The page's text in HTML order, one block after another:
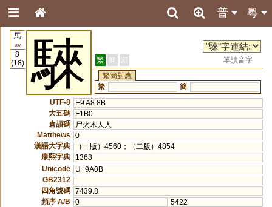
粵
普
馬
187
8
(18)
騋 繁 簡 港
單讀音字
繁簡對應
繁
簡
UTF-8
E9 A8 8B
大五碼
F1B0
倉頡碼
尸火木人人
Matthews
0
漢語大字典
（一版）4560；（二版）4854
康熙字典
1368
Unicode
U+9A0B
GB2312
四角號碼 7439.8
頻序 A/B
0
5422